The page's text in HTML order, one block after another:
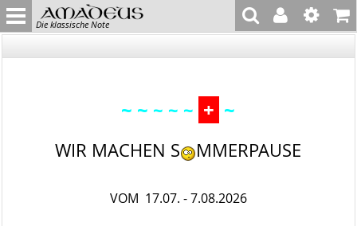
Die klassische Note
~ ~ ~ ~ ~ + ~
WIR MACHEN S MMERPAUSE
VOM 17.07. - 7.08.2026